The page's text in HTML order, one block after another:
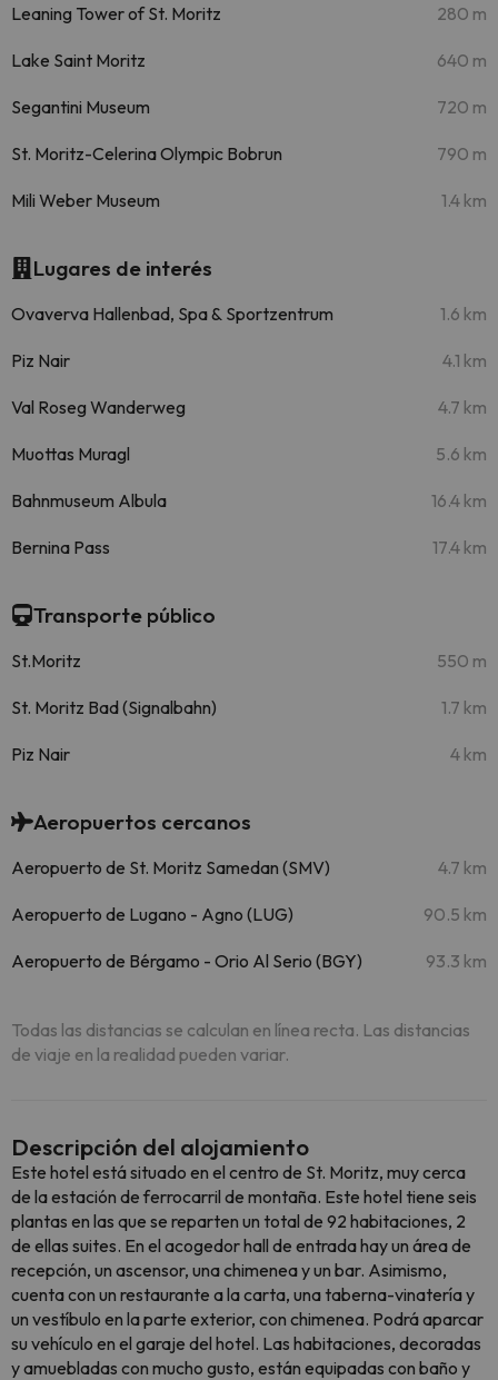
Leaning Tower of St. Moritz 280 m
Lake Saint Moritz 640 m
Segantini Museum 720 m
St. Moritz-Celerina Olympic Bobrun 790 m
Mili Weber Museum 1.4 km
Lugares de interés
Ovaverva Hallenbad, Spa & Sportzentrum 1.6 km
Piz Nair 4.1 km
Val Roseg Wanderweg 4.7 km
Muottas Muragl 5.6 km
Bahnmuseum Albula 16.4 km
Bernina Pass 17.4 km
Transporte público
St.Moritz 550 m
St. Moritz Bad (Signalbahn) 1.7 km
Piz Nair 4 km
Aeropuertos cercanos
Aeropuerto de St. Moritz Samedan (SMV) 4.7 km
Aeropuerto de Lugano - Agno (LUG) 90.5 km
Aeropuerto de Bérgamo - Orio Al Serio (BGY) 93.3 km
Todas las distancias se calculan en línea recta. Las distancias
de viaje en la realidad pueden variar.
Descripción del alojamiento
Este hotel está situado en el centro de St. Moritz, muy cerca
de la estación de ferrocarril de montaña. Este hotel tiene seis
plantas en las que se reparten un total de 92 habitaciones, 2
de ellas suites. En el acogedor hall de entrada hay un área de
recepción, un ascensor, una chimenea y un bar. Asimismo,
cuenta con un restaurante a la carta, una taberna-vinatería y
un vestíbulo en la parte exterior, con chimenea. Podrá aparcar
su vehículo en el garaje del hotel. Las habitaciones, decoradas
y amuebladas con mucho gusto, están equipadas con baño y